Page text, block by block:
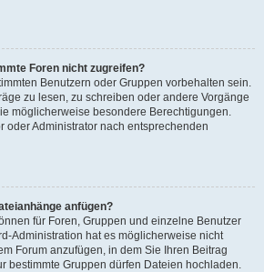
Foren nicht zugreifen?
Benutzern oder Gruppen vorbehalten sein.
zu lesen, zu schreiben oder andere Vorgänge
möglicherweise besondere Berechtigungen.
oder Administrator nach entsprechenden
anfügen?
für Foren, Gruppen und einzelne Benutzer
Administration hat es möglicherweise nicht
Forum anzufügen, in dem Sie Ihren Beitrag
bestimmte Gruppen dürfen Dateien hochladen.